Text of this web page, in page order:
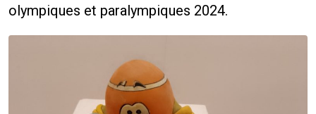
olympiques et paralympiques 2024.